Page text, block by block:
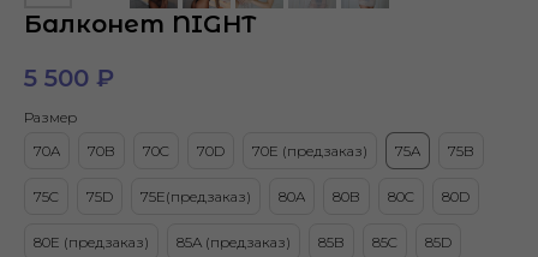
Балконет NIGHT
5 500 ₽
Размер
70A
70B 70C 70D 70Е (предзаказ) 75A 75B
75C 75D 75Е(предзаказ) 80A 80B 80C 80D
80Е (предзаказ) 85A (предзаказ) 85B 85C 85D